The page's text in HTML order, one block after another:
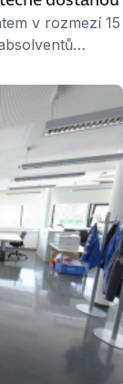
v rozmezí 15
lidí, kteří
zaměstnání.
užili si